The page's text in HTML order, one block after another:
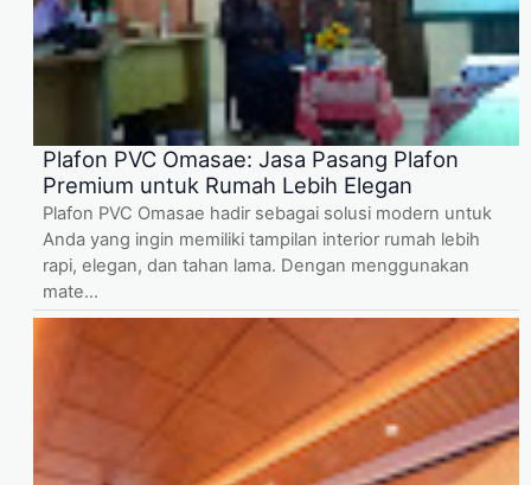
Plafon PVC Omasae: Jasa Pasang Plafon
Premium untuk Rumah Lebih Elegan
Plafon PVC Omasae hadir sebagai solusi modern untuk
Anda yang ingin memiliki tampilan interior rumah lebih
rapi, elegan, dan tahan lama. Dengan menggunakan
mate...